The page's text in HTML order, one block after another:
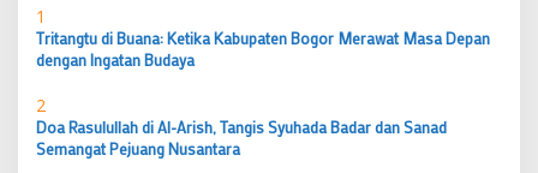
1
Tritangtu di Buana: Ketika Kabupaten Bogor Merawat Masa Depan
dengan Ingatan Budaya
2
Doa Rasulullah di Al-Arish, Tangis Syuhada Badar dan Sanad
Semangat Pejuang Nusantara